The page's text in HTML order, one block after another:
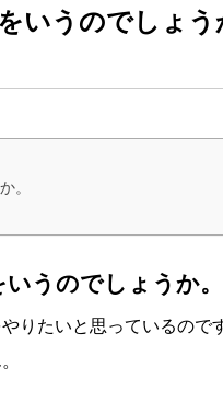
いうのでしょう
。
うのでしょうか。
りたいと思っているので